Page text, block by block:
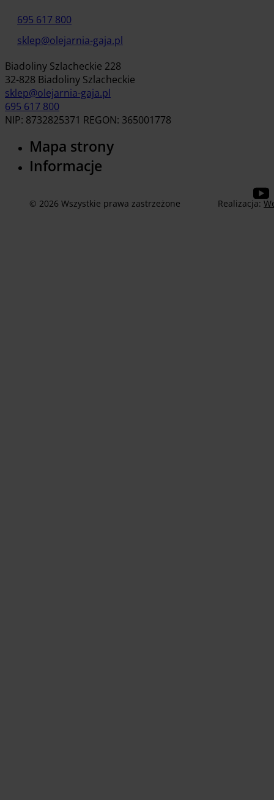
695 617 800
sklep@olejarnia-gaja.pl
Biadoliny Szlacheckie 228
32-828 Biadoliny Szlacheckie
sklep@olejarnia-gaja.pl
695 617 800
NIP: 8732825371 REGON: 365001778
Mapa strony
Informacje
© 2026 Wszystkie prawa zastrzeżone Realizacja: